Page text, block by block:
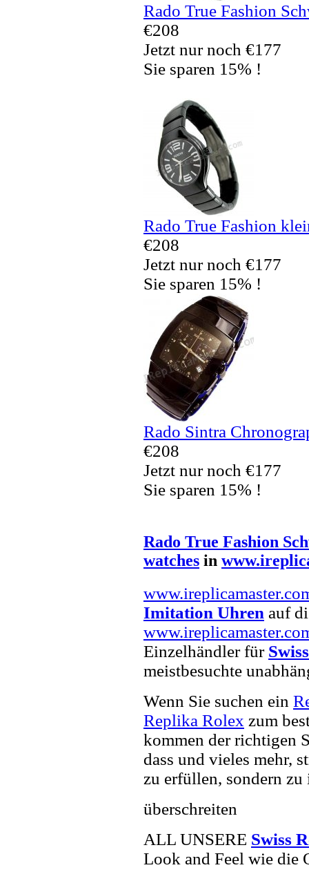
Rado True Fashion
€208
Jetzt nur noch €177
Sie sparen 15% !
Rado True Fashion
€208
Jetzt nur noch €177
Sie sparen 15% !
Rado Sintra
€208
Jetzt nur noch €177
Sie sparen 15% !
Rado True Fashion
watches in
Imitation Uhren auf
Einzelhändler für
meistbesuchte
Wenn Sie suchen ein
Replika Rolex zum
kommen der richtigen
dass und vieles mehr,
zu erfüllen, sondern zu
überschreiten
ALL UNSERE Swiss
Look and Feel wie die